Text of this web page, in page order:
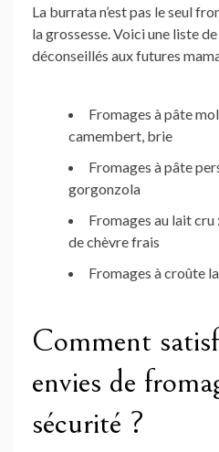
La burrata n’est pas le seul
la grossesse. Voici une liste
déconseillés aux futures
Fromages à pâte
camembert, brie
Fromages à pâte
gorgonzola
Fromages au lait
de chèvre frais
Fromages à croûte
Comment
envies de
sécurité ?